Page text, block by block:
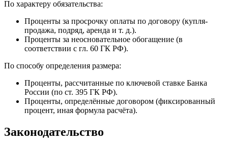
По характеру обязательства:
Проценты за просрочку оплаты по договору (купля-
продажа, подряд, аренда и т. д.).
Проценты за неосновательное обогащение (в
соответствии с гл. 60 ГК РФ).
По способу определения размера:
Проценты, рассчитанные по ключевой ставке Банка
России (по ст. 395 ГК РФ).
Проценты, определённые договором (фиксированный
процент, иная формула расчёта).
Законодательство